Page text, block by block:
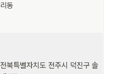
리동
전북특별자치도 전주시 덕진구 솔